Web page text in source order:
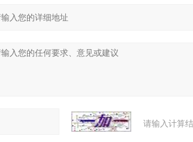
请输入计算